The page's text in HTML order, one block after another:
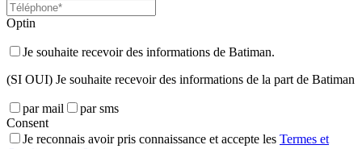
Optin
Je souhaite recevoir des informations de Batiman.
(SI OUI) Je souhaite recevoir des informations de la part de Batiman
par mail
par sms
Consent
Je reconnais avoir pris connaissance et accepte les Termes et